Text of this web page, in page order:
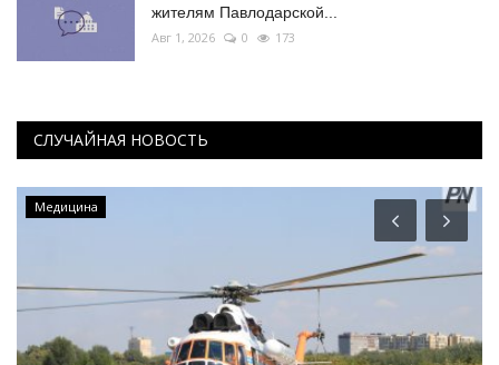
жителям Павлодарской...
Авг 1, 2026 0 173
СЛУЧАЙНАЯ НОВОСТЬ
Медицина